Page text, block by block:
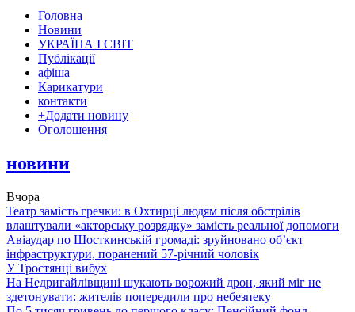
Головна
Новини
УКРАЇНА І СВІТ
Публікації
афіша
Карикатури
контакти
+Додати новину
Оголошення
новини
Вчора
Театр замість гречки: в Охтирці людям після обстрілів
влаштували «акторську розрядку» замість реальної допомоги
Авіаудар по Шосткинській громаді: зруйновано об’єкт
інфраструктури, поранений 57-річний чоловік
У Тростянці вибух
На Недригайлівщині шукають ворожий дрон, який міг не
здетонувати: жителів попередили про небезпеку